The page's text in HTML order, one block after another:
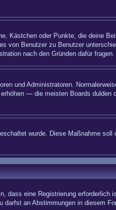
Kästchen oder Punkte, die deine
von Benutzer zu Benutzer
nach den Gründen dafür fragen.
und Administratoren.
— die meisten Boards dulden
wurde. Diese Maßnahme soll
dass eine Registrierung erforderlich
an Abstimmungen in diesem